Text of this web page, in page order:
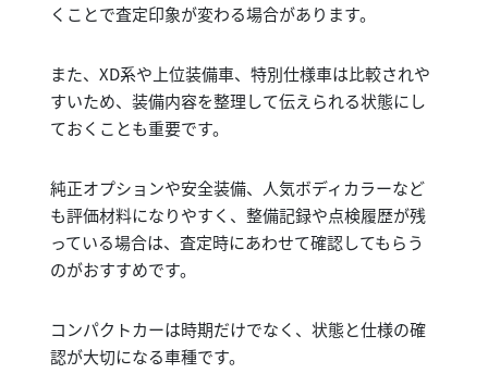
くことで査定印象が変わる場合があります。
また、XD系や上位装備車、特別仕様車は比較されや
すいため、装備内容を整理して伝えられる状態にし
ておくことも重要です。
純正オプションや安全装備、人気ボディカラーなど
も評価材料になりやすく、整備記録や点検履歴が残
っている場合は、査定時にあわせて確認してもらう
のがおすすめです。
コンパクトカーは時期だけでなく、状態と仕様の確
認が大切になる車種です。